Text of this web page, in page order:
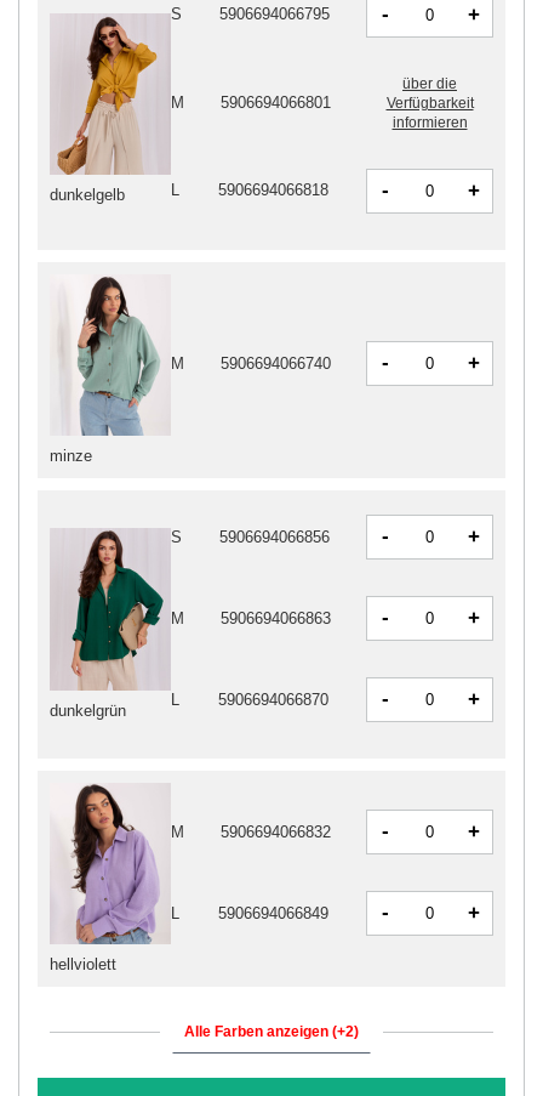
minze
M 5906694066740 - +
dunkelgrün
S 5906694066856 - +
M 5906694066863 - +
L 5906694066870 - +
hellviolett
M 5906694066832 - +
5906694066849 - +
dunkelgelb
S 5906694066795 - +
M 5906694066801
über die
Verfügbarkeit
informieren
L 5906694066818 - +
Alle Farben anzeigen (+2)